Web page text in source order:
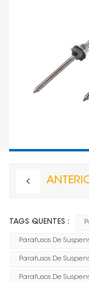
TAGS QUENTES :
Parafusos De
Parafusos De
Parafusos De